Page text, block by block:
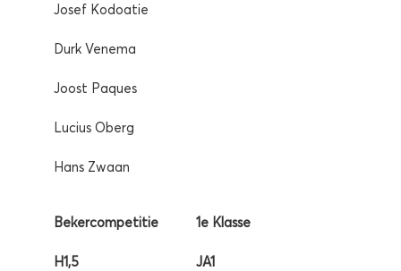
Josef Kodoatie
Durk Venema
Joost Paques
Lucius Oberg
Hans Zwaan
Bekercompetitie 1e Klasse
H1,5 JA1